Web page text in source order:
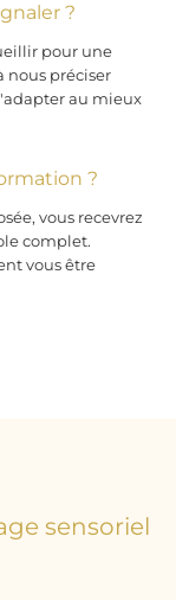
?
pour une
nous préciser
au mieux
?
vous recevrez
complet.
vous être
sensoriel